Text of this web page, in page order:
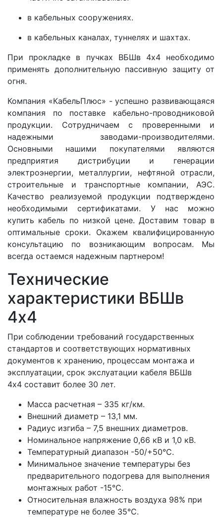
в кабельных сооружениях.
в кабельных каналах, туннелях и шахтах.
При прокладке в пучках ВБШв 4x4 необходимо
применять дополнительную пассивную защиту от
огня.
Компания «КабельПлюс» - успешно развивающаяся
компания по поставке кабельно-проводниковой
продукции. Сотрудничаем с проверенными и
надежными заводами-производителями.
Основными нашими покупателями являются
предприятия дистрибуции и генерации
электроэнергии, металлургии, нефтяной отрасли,
строительные и транспортные компании, АЭС.
Качество реализуемой продукции подтверждено
необходимыми сертификатами. У нас можно
купить кабель по низкой цене. Доставим товар в
оптимальные сроки. Окажем квалифицированную
консультацию по возникающим вопросам. Мы
всегда остаемся надежным партнером!
Технические
характеристики ВБШв
4x4
При соблюдении требований государственных
стандартов и соответствующих нормативных
документов к хранению, процессам монтажа и
эксплуатации, срок экслуатации кабеля ВБШв
4x4 составит более 30 лет.
Масса расчетная – 335 кг/км.
Внешний диаметр – 13,1 мм.
Радиус изгиба – 7,5 внешних диаметров.
Номинальное напряжение 0,66 кВ и 1,0 кВ.
Температурный диапазон -50/+50°С.
Минимальное значение температуры без
предварительного подогрева для выполнения
монтажных работ -15°С.
Относительная влажность воздуха 98% при
температуре не более 35°С.